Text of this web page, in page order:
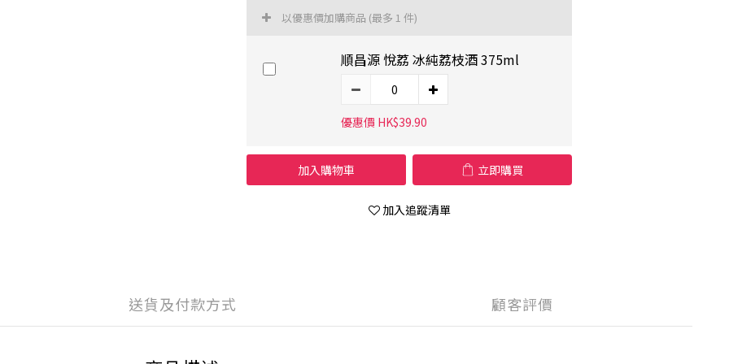
以優惠價加購商品 (最多 1 件)
順昌源 悅荔 冰純荔枝酒 375ml
優惠價 HK$39.90
加入購物車 立即購買
加入追蹤清單
送貨及付款方式 顧客評價